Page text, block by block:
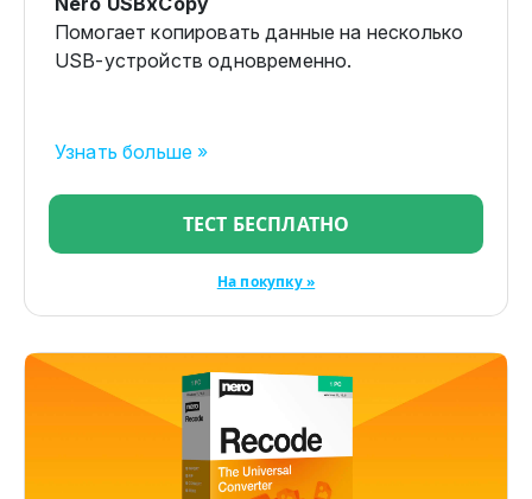
Помогает копировать данные на несколько
USB-устройств одновременно.
Узнать больше »
ТЕСТ БЕСПЛАТНО
На покупку »